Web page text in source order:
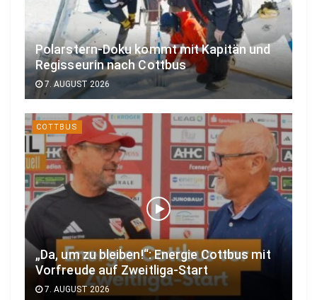
Polarstern-Doku kommt mit Kapitän und
Regisseurin nach Cottbus
7. AUGUST 2026
COTTBUS
„Da, um zu bleiben!“: Energie Cottbus mit
Vorfreude auf Zweitliga-Start
7. AUGUST 2026